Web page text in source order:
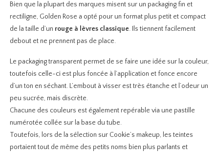
Bien que la plupart des marques misent sur un packaging fin et
rectiligne, Golden Rose a opté pour un format plus petit et compact
de la taille d’un rouge à lèvres classique. Ils tiennent facilement
debout et ne prennent pas de place.
Le packaging transparent permet de se faire une idée sur la couleur,
toutefois celle-ci est plus foncée à l’application et fonce encore
d’un ton en séchant. L’embout à visser est très étanche et l’odeur un
peu sucrée, mais discrète.
Chacune des couleurs est également repérable via une pastille
numérotée collée sur la base du tube.
Toutefois, lors de la sélection sur Cookie’s makeup, les teintes
portaient tout de même des petits noms bien plus parlants et